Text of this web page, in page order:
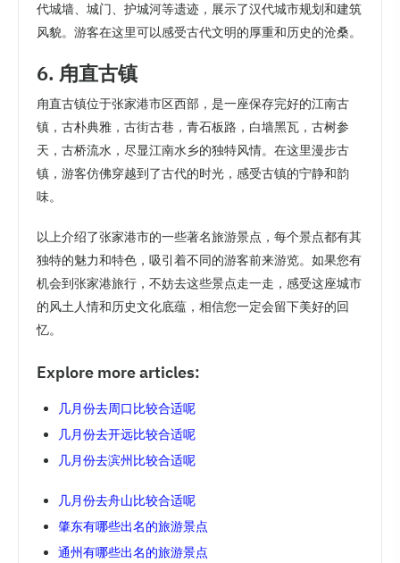
代城墙、城门、护城河等遗迹，展示了汉代城市规划和建筑
风貌。游客在这里可以感受古代文明的厚重和历史的沧桑。
6. 甪直古镇
甪直古镇位于张家港市区西部，是一座保存完好的江南古
镇，古朴典雅，古街古巷，青石板路，白墙黑瓦，古树参
天，古桥流水，尽显江南水乡的独特风情。在这里漫步古
镇，游客仿佛穿越到了古代的时光，感受古镇的宁静和韵
味。
以上介绍了张家港市的一些著名旅游景点，每个景点都有其
独特的魅力和特色，吸引着不同的游客前来游览。如果您有
机会到张家港旅行，不妨去这些景点走一走，感受这座城市
的风土人情和历史文化底蕴，相信您一定会留下美好的回
忆。
Explore more articles:
几月份去周口比较合适呢
几月份去开远比较合适呢
几月份去滨州比较合适呢
几月份去舟山比较合适呢
肇东有哪些出名的旅游景点
通州有哪些出名的旅游景点